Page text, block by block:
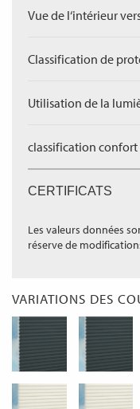
Vue de l‘intérieur
Classification de
Utilisation de la
classification
CERTIFICATS
Les valeurs données
réserve de
VARIATIONS DES